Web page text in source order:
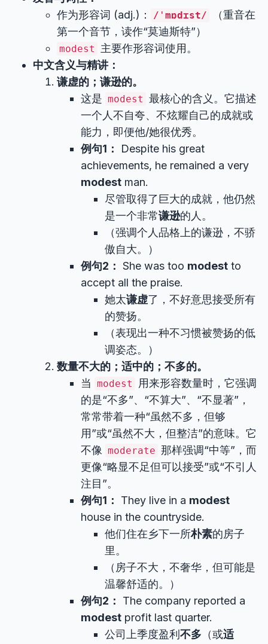
作为形容词 (adj.)：
/ˈmɒdɪst/
（重音在
第一个音节，读作“莫迪斯特”）
modest
主要作形容词使用。
中文含义与精讲：
谦虚的；谦逊的。
这是 modest 最核心的含义。它描述
一个人不自夸、不炫耀自己的成就或
能力，即便他/她很优秀。
例句1：
Despite his great
achievements, he remained a very
modest man.
尽管取得了巨大的成就，他仍然
是一个非常谦逊的人。
（强调个人品格上的谦逊，不骄
傲自大。）
例句2： She was too modest to
accept all the praise.
她太谦虚了，不好意思接受所有
的赞扬。
（表现出一种不习惯被赞扬的低
调姿态。）
数量不大的；适中的；不多的。
当 modest
用来形容数量时，它强调
的是“不多”、“不算大”、“不显著”，
常常带着一种“虽然不多，但够
用”或“虽然不大，但整洁”的意味。它
不像 moderate 那样强调“中等”，而
更像“略显不足但可以接受”或“不引人
注目”。
例句1：
They live in a modest
house in the countryside.
他们住在乡下一所朴素的房子
里。
（房子不大，不奢华，但可能是
温馨舒适的。）
例句2：
The company reported a
modest profit last quarter.
公司上季度盈利 不多 （或适